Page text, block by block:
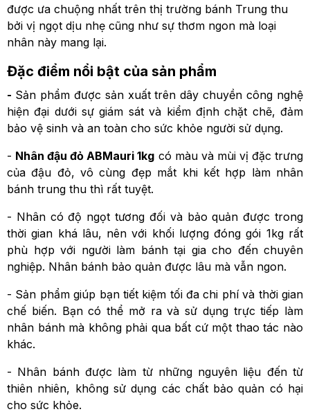
được ưa chuộng nhất trên thị trường bánh Trung thu
bởi vị ngọt dịu nhẹ cũng như sự thơm ngon mà loại
nhân này mang lại.
Đặc điểm nổi bật của sản phẩm
- Sản phẩm được sản xuất trên dây chuyền công nghệ
hiện đại dưới sự giám sát và kiểm định chặt chẽ, đảm
bảo vệ sinh và an toàn cho sức khỏe người sử dụng.
- Nhân đậu đỏ ABMauri 1kg có màu và mùi vị đặc trưng
của đậu đỏ, vô cùng đẹp mắt khi kết hợp làm nhân
bánh trung thu thì rất tuyệt.
- Nhân có độ ngọt tương đối và bảo quản được trong
thời gian khá lâu, nên với khối lượng đóng gói 1kg rất
phù hợp với người làm bánh tại gia cho đến chuyên
nghiệp. Nhân bánh bảo quản được lâu mà vẫn ngon.
- Sản phẩm giúp bạn tiết kiệm tối đa chi phí và thời gian
chế biến. Bạn có thể mở ra và sử dụng trực tiếp làm
nhân bánh mà không phải qua bất cứ một thao tác nào
khác.
- Nhân bánh được làm từ những nguyên liệu đến từ
thiên nhiên, không sử dụng các chất bảo quản có hại
cho sức khỏe.